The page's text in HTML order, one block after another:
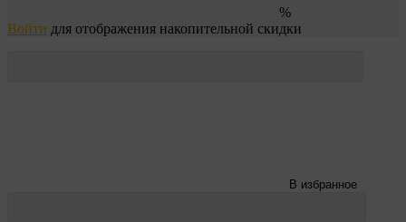
%
Войти для отображения накопительной скидки
В избранное